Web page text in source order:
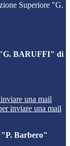
Superiore "G.
"G. BARUFFI" di
una mail
inviare una mail
"P. Barbero"